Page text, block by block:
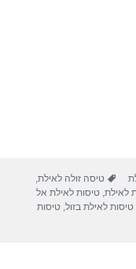
תגיות
טיסה זולה לאילת,
לאילת,טיסות לאילת אל
טיסות לאילת בזול,טיסות